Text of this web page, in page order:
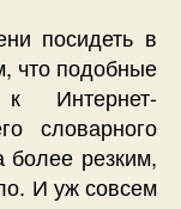
посидеть в
что подобные
Интернет-
словарного
более резким,
И уж совсем